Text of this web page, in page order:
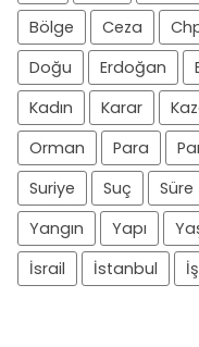
Bölge
Ceza
Doğu
Erdoğan
Kadın
Karar
Orman
Para
Suriye
Suç Süre
Yangın
Yapı
İsrail
İstanbul İş